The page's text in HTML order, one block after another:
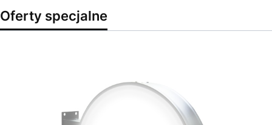
Oferty specjalne